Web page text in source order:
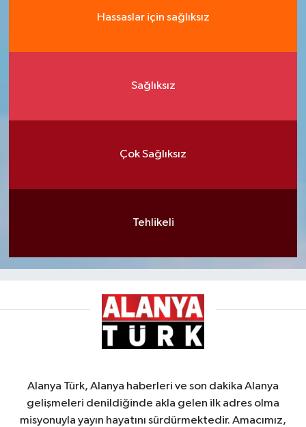
Hassaslar için sağlıksız
Sağlıksız
Çok Sağlıksız
Tehlikeli
Alanya Türk, Alanya haberleri ve son dakika Alanya
gelişmeleri denildiğinde akla gelen ilk adres olma
misyonuyla yayın hayatını sürdürmektedir. Amacımız,